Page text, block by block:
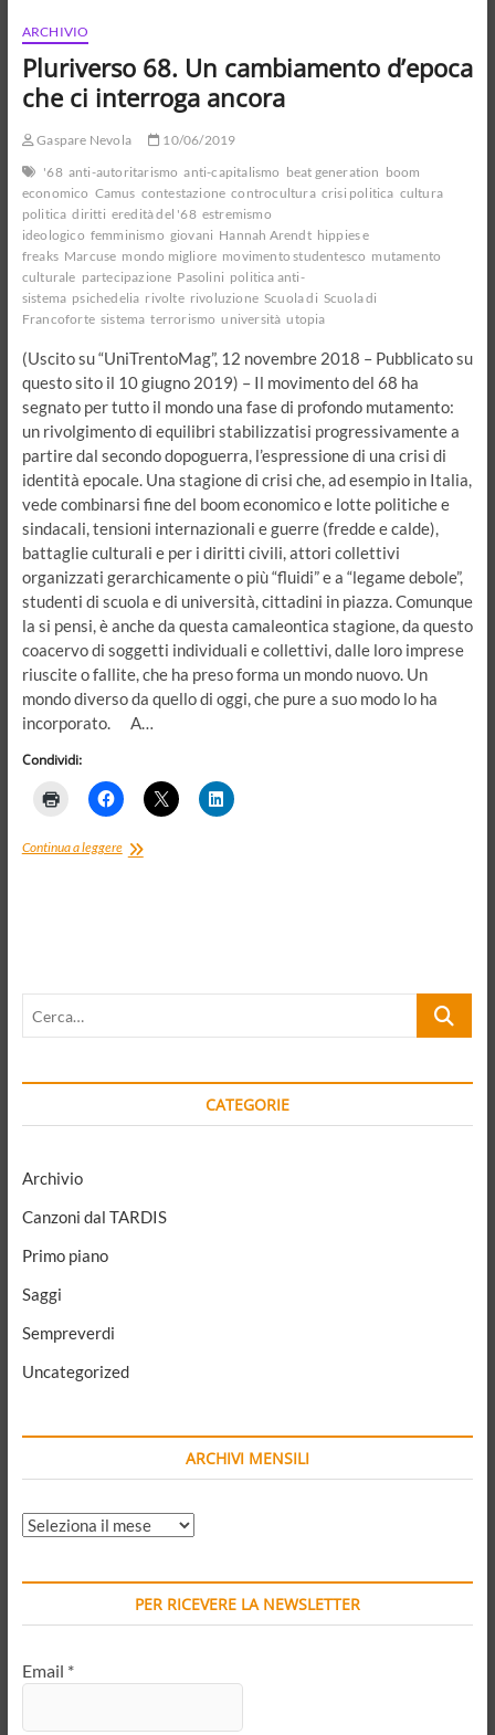
ARCHIVIO
Pluriverso 68. Un cambiamento d’epoca
che ci interroga ancora
Gaspare Nevola
10/06/2019
'68 anti-autoritarismo anti-capitalismo beat generation boom
economico Camus contestazione controcultura crisi politica cultura
politica diritti eredità del '68 estremismo
ideologico femminismo giovani Hannah Arendt hippies e
freaks Marcuse mondo migliore movimento studentesco mutamento
culturale partecipazione Pasolini politica anti-
sistema psichedelia rivolte rivoluzione Scuola di Scuola di
Francoforte sistema terrorismo università utopia
(Uscito su “UniTrentoMag”, 12 novembre 2018 – Pubblicato su
questo sito il 10 giugno 2019) – Il movimento del 68 ha
segnato per tutto il mondo una fase di profondo mutamento:
un rivolgimento di equilibri stabilizzatisi progressivamente a
partire dal secondo dopoguerra, l’espressione di una crisi di
identità epocale. Una stagione di crisi che, ad esempio in Italia,
vede combinarsi fine del boom economico e lotte politiche e
sindacali, tensioni internazionali e guerre (fredde e calde),
battaglie culturali e per i diritti civili, attori collettivi
organizzati gerarchicamente o più “fluidi” e a “legame debole”,
studenti di scuola e di università, cittadini in piazza. Comunque
la si pensi, è anche da questa camaleontica stagione, da questo
coacervo di soggetti individuali e collettivi, dalle loro imprese
riuscite o fallite, che ha preso forma un mondo nuovo. Un
mondo diverso da quello di oggi, che pure a suo modo lo ha
incorporato. A…
Condividi:
Continua a leggerePluriverso
Cerca…
CATEGORIE
Archivio
Canzoni dal TARDIS
Primo piano
Saggi
Sempreverdi
Uncategorized
ARCHIVI MENSILI
ARCHIVI
PER RICEVERE LA NEWSLETTER
Email *